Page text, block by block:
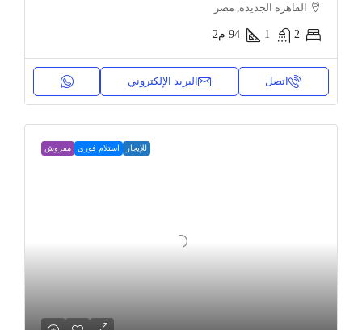
القاهرة الجديدة, مصر
2
1
94 م2
اتصل البريد الإلكتروني
للإيجار استلام فوري مفروش